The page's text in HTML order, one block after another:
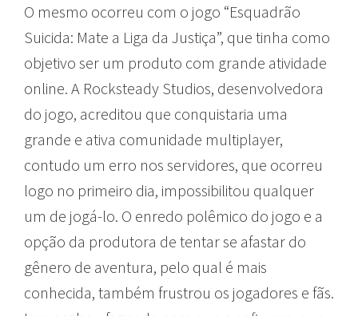
O mesmo ocorreu com o jogo “Esquadrão
Suicida: Mate a Liga da Justiça”, que tinha como
objetivo ser um produto com grande atividade
online. A Rocksteady Studios, desenvolvedora
do jogo, acreditou que conquistaria uma
grande e ativa comunidade multiplayer,
contudo um erro nos servidores, que ocorreu
logo no primeiro dia, impossibilitou qualquer
um de jogá-lo. O enredo polêmico do jogo e a
opção da produtora de tentar se afastar do
gênero de aventura, pelo qual é mais
conhecida, também frustrou os jogadores e fãs.